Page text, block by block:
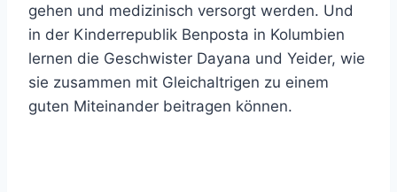
gehen und medizinisch versorgt werden. Und
in der Kinderrepublik Benposta in Kolumbien
lernen die Geschwister Dayana und Yeider, wie
sie zusammen mit Gleichaltrigen zu einem
guten Miteinander beitragen können.